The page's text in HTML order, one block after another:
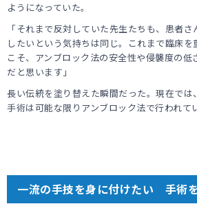
ようになっていた。
「それまで反対していた先生たちも、患者
したいという気持ちは同じ。これまで臨床を
こそ、アンブロック法の安全性や侵襲度の低
だと思います」
長い伝統を塗り替えた瞬間だった。現在では
手術は可能な限りアンブロック法で行われて
一流の手技を身に付けたい 手術